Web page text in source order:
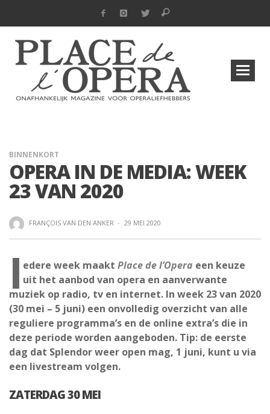
BINNENKORT
OPERA IN DE MEDIA: WEEK
23 VAN 2020
FRANÇOIS VAN DEN ANKER · 29 MEI 2020
I edere week maakt Place de l’Opera een keuze
uit het aanbod van opera en aanverwante
muziek op radio, tv en internet. In week 23 van 2020
(30 mei – 5 juni) een onvolledig overzicht van alle
reguliere programma’s en de online extra’s die in
deze periode worden aangeboden. Tip: de eerste
dag dat Splendor weer open mag, 1 juni, kunt u via
een livestream volgen.
ZATERDAG 30 MEI